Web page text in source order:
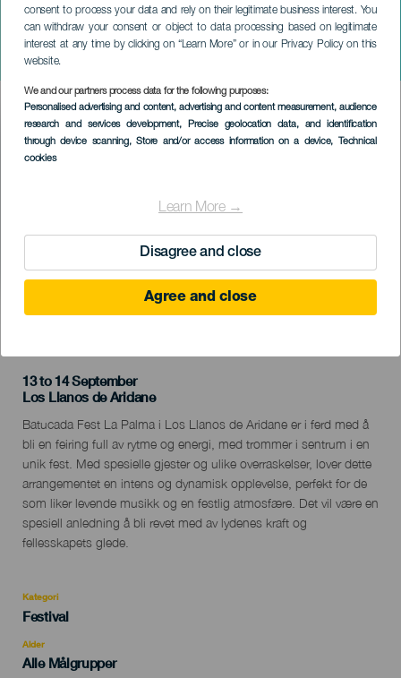
consent to process your data and rely on their legitimate business interest. You
can withdraw your consent or object to data processing based on legitimate
interest at any time by clicking on “Learn More” or in our Privacy Policy on this
website.
We and our partners process data for the following purposes:
Personalised advertising and content, advertising and content measurement, audience
research and services development, Precise geolocation data, and identification
through device scanning, Store and/or access information on a device, Technical
cookies
Learn More →
Disagree and close
Agree and close
Batucada Fest
LA PALMA
Imagen
Listado
13 to 14 September
Localidad
Los Llanos de Aridane
Descripción
del
evento
Batucada Fest La Palma i Los Llanos de Aridane er i ferd med å
bli en feiring full av rytme og energi, med trommer i sentrum i en
unik fest. Med spesielle gjester og ulike overraskelser, lover dette
arrangementet en intens og dynamisk opplevelse, perfekt for de
som liker levende musikk og en festlig atmosfære. Det vil være en
spesiell anledning å bli revet med av lydenes kraft og
fellesskapets glede.
Kategori
Categoría
evento
Festival
Alder
Edad
Alle Målgrupper